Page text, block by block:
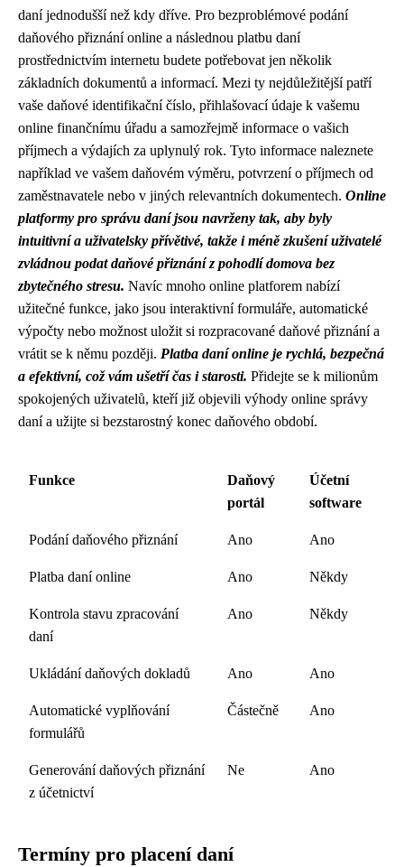
daní jednodušší než kdy dříve. Pro bezproblémové podání
daňového přiznání online a následnou platbu daní
prostřednictvím internetu budete potřebovat jen několik
základních dokumentů a informací. Mezi ty nejdůležitější patří
vaše daňové identifikační číslo, přihlašovací údaje k vašemu
online finančnímu úřadu a samozřejmě informace o vašich
příjmech a výdajích za uplynulý rok. Tyto informace naleznete
například ve vašem daňovém výměru, potvrzení o příjmech od
zaměstnavatele nebo v jiných relevantních dokumentech. Online
platformy pro správu daní jsou navrženy tak, aby byly
intuitivní a uživatelsky přívětivé, takže i méně zkušení uživatelé
zvládnou podat daňové přiznání z pohodlí domova bez
zbytečného stresu. Navíc mnoho online platforem nabízí
užitečné funkce, jako jsou interaktivní formuláře, automatické
výpočty nebo možnost uložit si rozpracované daňové přiznání a
vrátit se k němu později. Platba daní online je rychlá, bezpečná
a efektivní, což vám ušetří čas i starosti. Přidejte se k milionům
spokojených uživatelů, kteří již objevili výhody online správy
daní a užijte si bezstarostný konec daňového období.
Funkce
Daňový
portál
Účetní
software
Podání daňového přiznání Ano Ano
Platba daní online Ano Někdy
Kontrola stavu zpracování
daní
Ano Někdy
Ukládání daňových dokladů Ano Ano
Automatické vyplňování
formulářů
Částečně Ano
Generování daňových přiznání
z účetnictví
Ne Ano
Termíny pro placení daní